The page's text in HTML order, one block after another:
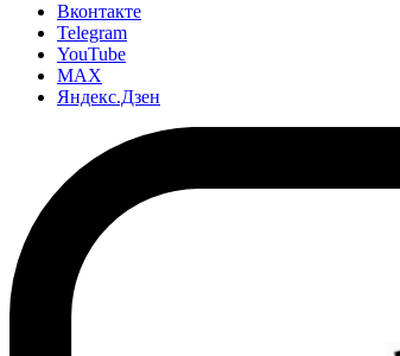
Вконтакте
Telegram
YouTube
MAX
Яндекс.Дзен